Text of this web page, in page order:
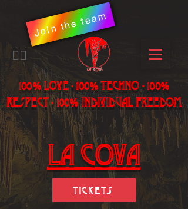
Join the team
​🏳️‍🌈
100% LOVE - 100% Techno - 100%
Respect - 100% individual freedom
LA Cova
Tickets